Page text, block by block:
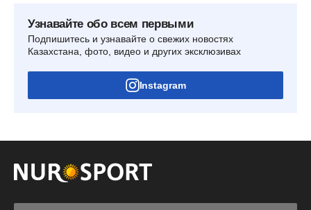
Узнавайте обо всем первыми
Подпишитесь и узнавайте о свежих новостях
Казахстана, фото, видео и других эксклюзивах
Instagram